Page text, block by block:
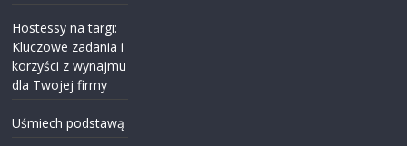
Hostessy na targi:
Kluczowe zadania i
korzyści z wynajmu
dla Twojej firmy
Uśmiech podstawą